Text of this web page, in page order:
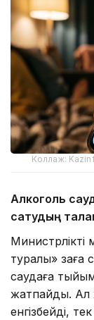
Коллаж:
Алкоголь
сатудың
туралы»
саудаға
жатпайды. Ал
енгізбейді,